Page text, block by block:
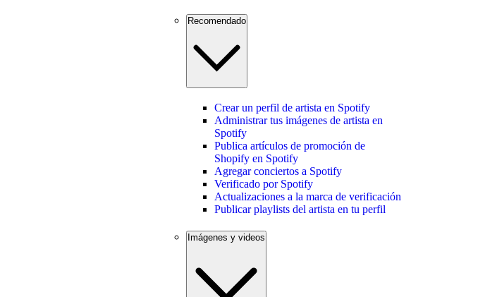
Recomendado
Crear un perfil de artista en Spotify
Administrar tus imágenes de artista en
Spotify
Publica artículos de promoción de
Shopify en Spotify
Agregar conciertos a Spotify
Verificado por Spotify
Actualizaciones a la marca de verificación
Publicar playlists del artista en tu perfil
Imágenes y videos